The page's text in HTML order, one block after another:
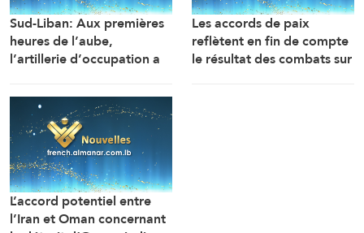
Sud-Liban: Aux premières
heures de l’aube,
l’artillerie d’occupation a
de Zibqine et les abords
de la localité de Mansouri
avec plusieurs obus, tandis
que les forces
d’occupation ont mené
une explosion dans la
localité de Hadatha
(Correspondant
Les accords de paix
reflètent en fin de compte
le résultat des combats sur
L’accord potentiel entre
l’Iran et Oman concernant